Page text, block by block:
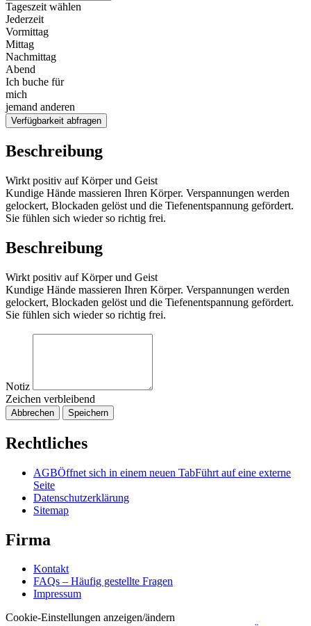
Tageszeit wählen
Jederzeit
Vormittag
Mittag
Nachmittag
Abend
Ich buche für
mich
jemand anderen
Verfügbarkeit abfragen
Beschreibung
Wirkt positiv auf Körper und Geist
Kundige Hände massieren Ihren Körper. Verspannungen werden
gelockert, Blockaden gelöst und die Tiefenentspannung gefördert.
Sie fühlen sich wieder so richtig frei.
Beschreibung
Wirkt positiv auf Körper und Geist
Kundige Hände massieren Ihren Körper. Verspannungen werden
gelockert, Blockaden gelöst und die Tiefenentspannung gefördert.
Sie fühlen sich wieder so richtig frei.
Notiz
Zeichen verbleibend
Abbrechen Speichern
Rechtliches
AGBÖffnet sich in einem neuen TabFührt auf eine externe
Seite
Datenschutzerklärung
Sitemap
Firma
Kontakt
FAQs – Häufig gestellte Fragen
Impressum
Cookie-Einstellungen anzeigen/ändern